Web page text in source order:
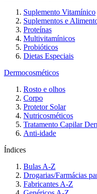
Suplemento Vitamínico
Suplementos e
Proteínas
Multivitamínicos
Probióticos
Dietas Especiais
Dermocosméticos
Rosto e olhos
Corpo
Protetor Solar
Nutricosméticos
Tratamento Capilar
Anti-idade
Índices
Bulas A-Z
Drogarias/Farmácias
Fabricantes A-Z